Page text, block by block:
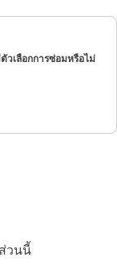
วเลือกการซ่อมหรือไม่
วนนี้